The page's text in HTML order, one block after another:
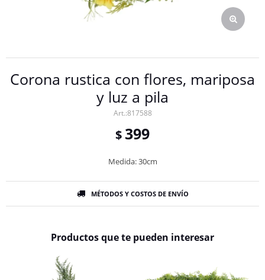
Corona rustica con flores, mariposa
y luz a pila
817588
$ 399
Medida: 30cm
MÉTODOS Y COSTOS DE ENVÍO
Productos que te pueden interesar